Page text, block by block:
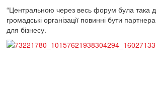
“Центральною через весь форум була така
громадські організації повинні бути
для бізнесу.